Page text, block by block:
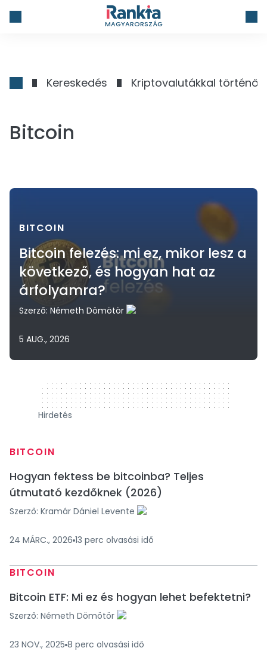
MAGYARORSZÁG
Kereskedés Kriptovalutákkal történő
Bitcoin
BITCOIN
Bitcoin felezés: mi ez, mikor lesz a
következő, és hogyan hat az
árfolyamra?
Szerző: Németh Dömötör
5 AUG., 2026
320 x 50
Hirdetés
BITCOIN
Hogyan fektess be bitcoinba? Teljes
útmutató kezdőknek (2026)
Szerző: Kramár Dániel Levente
24 MÁRC., 2026 13 perc olvasási idő
BITCOIN
Bitcoin ETF: Mi ez és hogyan lehet befektetni?
Szerző: Németh Dömötör
23 NOV., 2025 8 perc olvasási idő